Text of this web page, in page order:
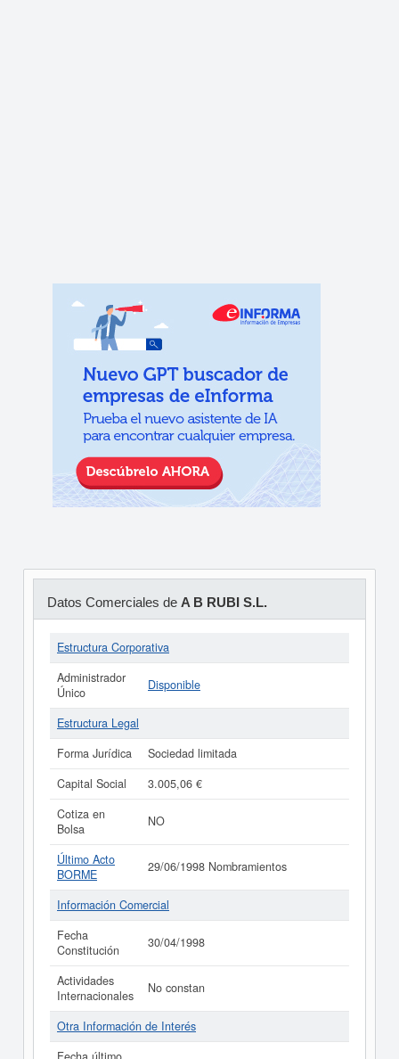
Datos Comerciales de A B RUBI S.L.
Estructura Corporativa
Administrador
Único
Disponible
Estructura Legal
Forma Jurídica
Sociedad limitada
Capital Social
3.005,06 €
Cotiza en
Bolsa
NO
Último Acto
BORME
29/06/1998 Nombramientos
Información Comercial
Fecha
Constitución
30/04/1998
Actividades
Internacionales
No constan
Otra Información de Interés